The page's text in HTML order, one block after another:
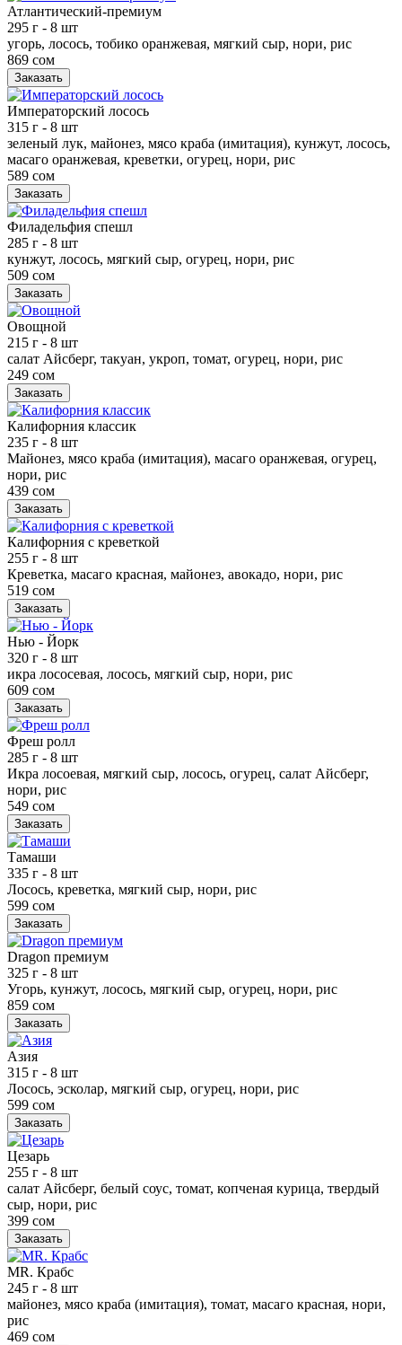
Атлантический-премиум
295 г - 8 шт
угорь, лосось, тобико оранжевая, мягкий сыр, нори, рис
869 сом
Заказать
Императорский лосось
315 г - 8 шт
зеленый лук, майонез, мясо краба (имитация), кунжут, лосось,
масаго оранжевая, креветки, огурец, нори, рис
589 сом
Заказать
Филадельфия спешл
285 г - 8 шт
кунжут, лосось, мягкий сыр, огурец, нори, рис
509 сом
Заказать
Овощной
215 г - 8 шт
салат Айсберг, такуан, укроп, томат, огурец, нори, рис
249 сом
Заказать
Калифорния классик
235 г - 8 шт
Майонез, мясо краба (имитация), масаго оранжевая, огурец,
нори, рис
439 сом
Заказать
Калифорния с креветкой
255 г - 8 шт
Креветка, масаго красная, майонез, авокадо, нори, рис
519 сом
Заказать
Нью - Йорк
320 г - 8 шт
икра лососевая, лосось, мягкий сыр, нори, рис
609 сом
Заказать
Фреш ролл
285 г - 8 шт
Икра лосоевая, мягкий сыр, лосось, огурец, салат Айсберг,
нори, рис
549 сом
Заказать
Тамаши
335 г - 8 шт
Лосось, креветка, мягкий сыр, нори, рис
599 сом
Заказать
Dragon премиум
325 г - 8 шт
Угорь, кунжут, лосось, мягкий сыр, огурец, нори, рис
859 сом
Заказать
Азия
315 г - 8 шт
Лосось, эсколар, мягкий сыр, огурец, нори, рис
599 сом
Заказать
Цезарь
255 г - 8 шт
салат Айсберг, белый соус, томат, копченая курица, твердый
сыр, нори, рис
399 сом
Заказать
MR. Крабс
245 г - 8 шт
майонез, мясо краба (имитация), томат, масаго красная, нори,
рис
469 сом